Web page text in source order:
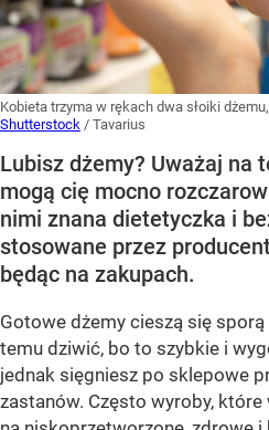
Kobieta trzyma w rękach dwa słoiki
Shutterstock / Tavarius
Lubisz dżemy? Uważaj na
mogą cię mocno
nimi znana dietetyczka i
stosowane przez
będąc na zakupach.
Gotowe dżemy cieszą się
temu dziwić, bo to szybkie i
jednak sięgniesz po sklepowe
zastanów. Często wyroby, które